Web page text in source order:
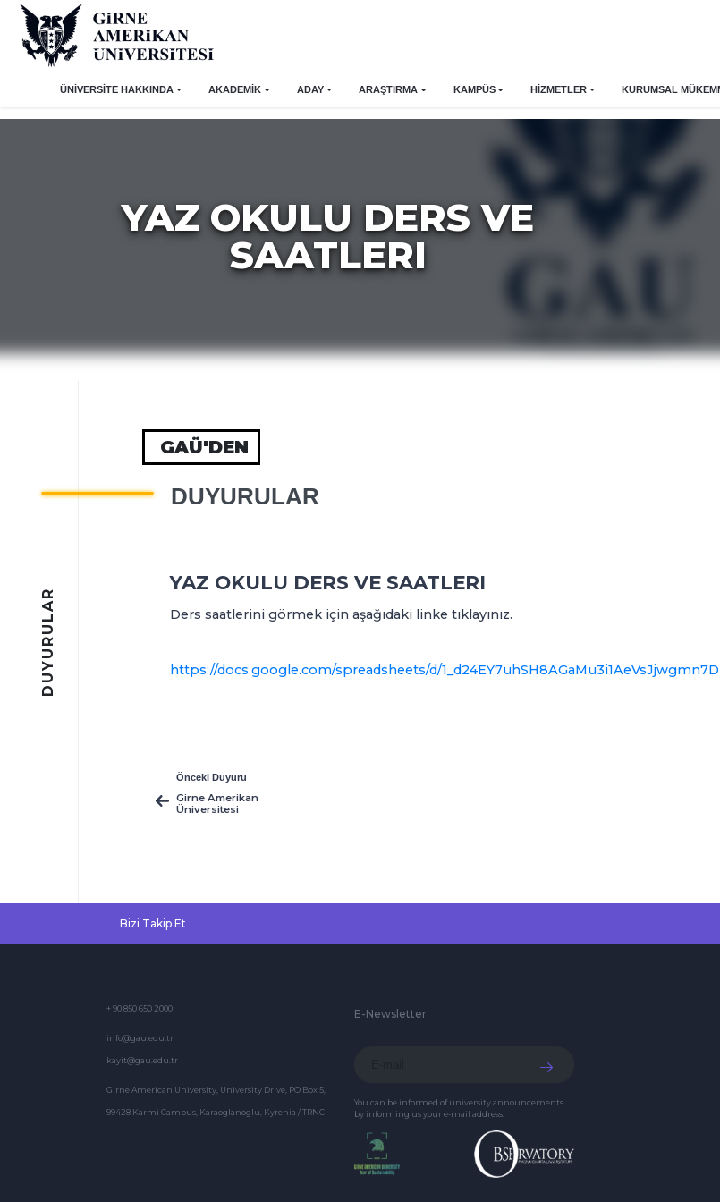
ÜNİVERSİTE HAKKINDA AKADEMİK ADAY ARAŞTIRMA KAMPÜS HİZMETLER KURUMSAL
YAZ OKULU DERS VE
SAATLERI
DUYURULAR
GAÜ'DEN
DUYURULAR
YAZ OKULU DERS VE SAATLERI
Ders saatlerini görmek için aşağıdaki linke tıklayınız.
https://docs.google.com/spreadsheets/d/
Önceki Duyuru
Girne Amerikan
Üniversitesi
Bizi Takip Et
+ 90 850 650 2000
info@gau.edu.tr
kayit@gau.edu.tr
Girne American University, University Drive, PO Box 5,
99428 Karmi Campus, Karaoglanoglu, Kyrenia / TRNC
E-Newsletter
You can be informed of university announcements
by informing us your e-mail address.